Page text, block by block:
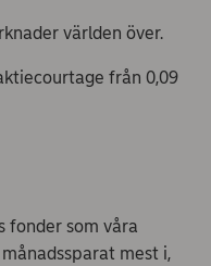
världen över.
från 0,09
fonder som våra
mest i,